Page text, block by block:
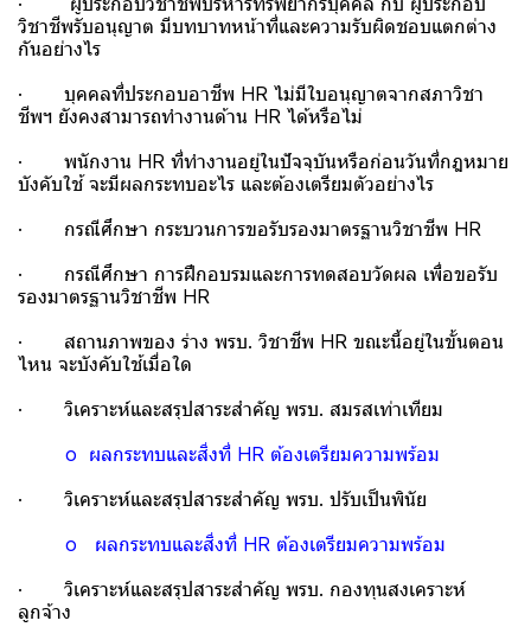
วิชาชีพรับอนุญาต มีบทบาทหน้าที่และความรับผิดชอบแตกต่าง
กันอย่างไร
· บุคคลที่ประกอบอาชีพ HR ไม่มีใบอนุญาตจากสภาวิชา
ชีพฯ ยังคงสามารถทำงานด้าน HR ได้หรือไม่
· พนักงาน HR ที่ทำงานอยู่ในปัจจุบันหรือก่อนวันที่กฎหมาย
บังคับใช้ จะมีผลกระทบอะไร และต้องเตรียมตัวอย่างไร
· กรณีศึกษา กระบวนการขอรับรองมาตรฐานวิชาชีพ HR
· กรณีศึกษา การฝึกอบรมและการทดสอบวัดผล เพื่อขอรับ
รองมาตรฐานวิชาชีพ HR
· สถานภาพของ ร่าง พรบ. วิชาชีพ HR ขณะนี้อยู่ในขั้นตอน
ไหน จะบังคับใช้เมื่อใด
· วิเคราะห์และสรุปสาระสำคัญ พรบ. สมรสเท่าเทียม
o ผลกระทบและสิ่งที่ HR ต้องเตรียมความพร้อม
· วิเคราะห์และสรุปสาระสำคัญ พรบ. ปรับเป็นพินัย
o ผลกระทบและสิ่งที่ HR ต้องเตรียมความพร้อม
· วิเคราะห์และสรุปสาระสำคัญ พรบ. กองทุนสงเคราะห์
ลูกจ้าง